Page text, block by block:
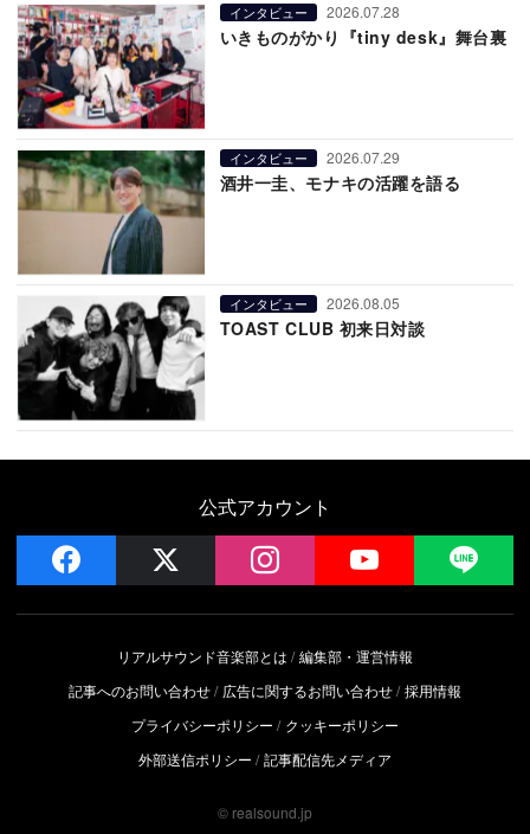
インタビュー 2026.07.28
いきものがかり『tiny desk』舞台裏
インタビュー 2026.07.29
酒井一圭、モナキの活躍を語る
インタビュー 2026.08.05
TOAST CLUB 初来日対談
公式アカウント
facebook instagram YouTube
リアルサウンド音楽部とは
編集部・運営情報
記事へのお問い合わせ
広告に関するお問い合わせ 採用情報
プライバシーポリシー
クッキーポリシー
外部送信ポリシー
記事配信先メディア
© realsound.jp